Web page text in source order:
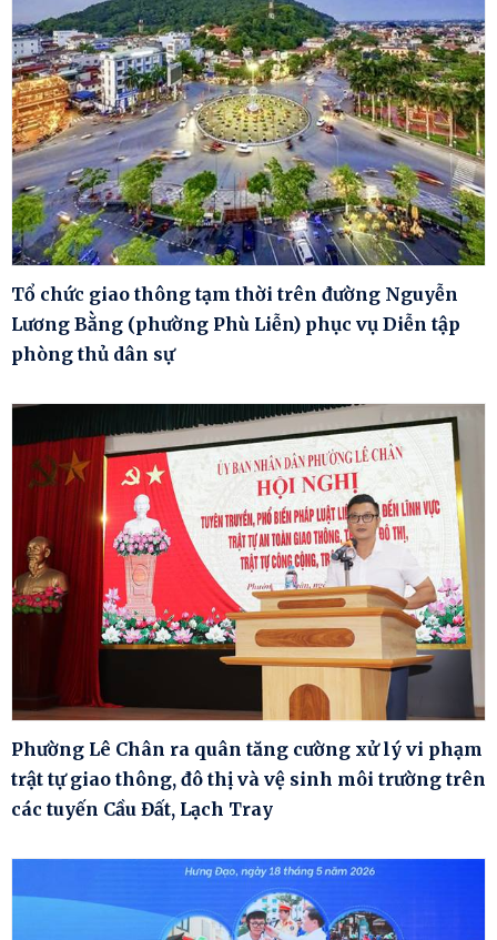
Tổ chức giao thông tạm thời trên đường Nguyễn
Lương Bằng (phường Phù Liễn) phục vụ Diễn tập
phòng thủ dân sự
Phường Lê Chân ra quân tăng cường xử lý vi phạm
trật tự giao thông, đô thị và vệ sinh môi trường trên
các tuyến Cầu Đất, Lạch Tray